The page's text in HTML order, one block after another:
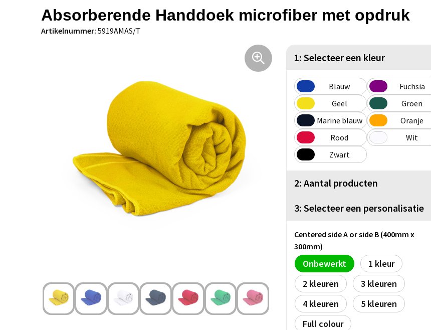
Absorberende Handdoek microfiber met opdruk
Artikelnummer: 5919AMAS/T
1: Selecteer een kleur
Blauw
Fuchsia
Geel
Groen
Marine blauw
Oranje
Rood
Wit
Zwart
2: Aantal producten
3: Selecteer een personalisatie
Centered side A or side B (400mm x
300mm)
Onbewerkt
1
2
3
4
5
Full colour